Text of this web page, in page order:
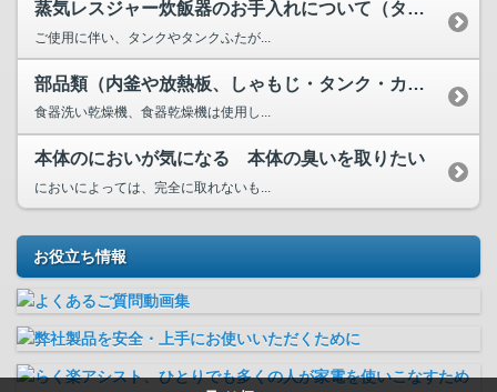
蒸気レスジャー炊飯器のお手入れについて（タンクやタンクふた...
ご使用に伴い、タンクやタンクふたが...
部品類（内釜や放熱板、しゃもじ・タンク・カートリッジなど）...
食器洗い乾燥機、食器乾燥機は使用し...
本体のにおいが気になる 本体の臭いを取りたい
においによっては、完全に取れないも...
お役立ち情報